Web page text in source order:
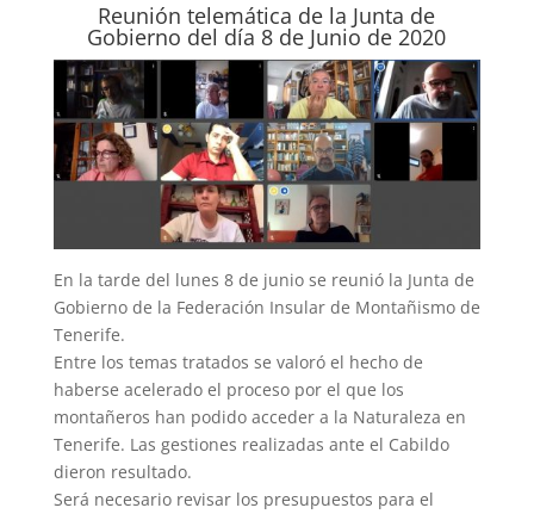
Reunión telemática de la Junta de
Gobierno del día 8 de Junio de 2020
En la tarde del lunes 8 de junio se reunió la Junta de
Gobierno de la Federación Insular de Montañismo de
Tenerife.
Entre los temas tratados se valoró el hecho de
haberse acelerado el proceso por el que los
montañeros han podido acceder a la Naturaleza en
Tenerife. Las gestiones realizadas ante el Cabildo
dieron resultado.
Será necesario revisar los presupuestos para el